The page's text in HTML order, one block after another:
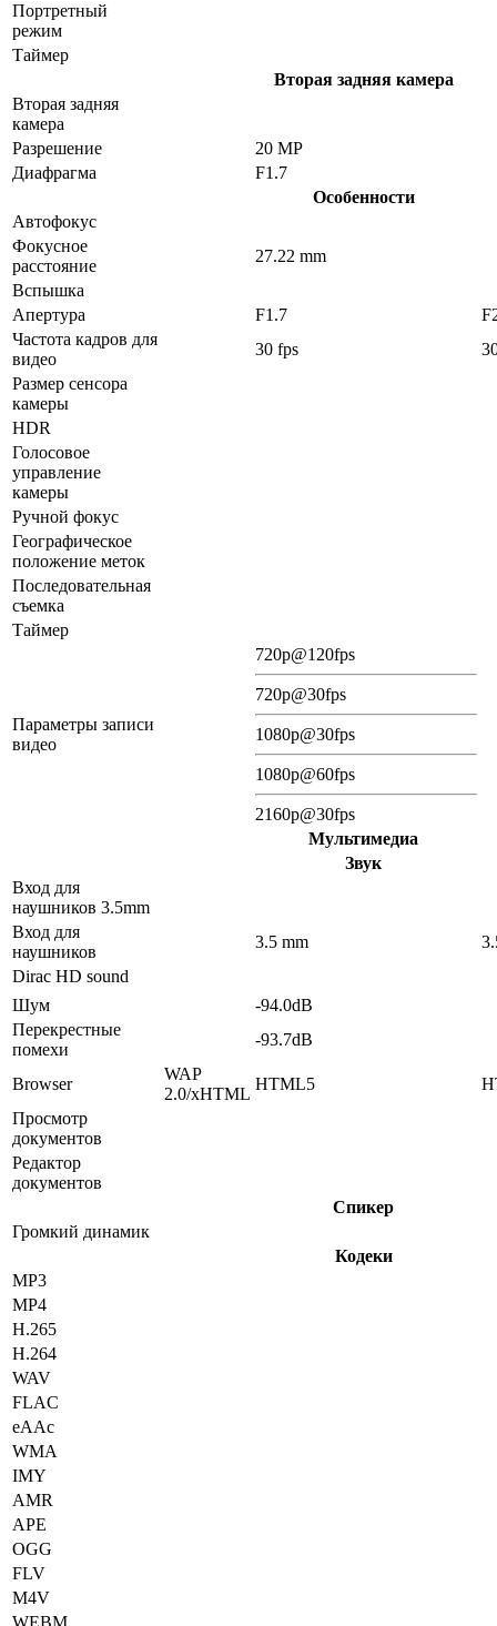
Портретный
режим
Таймер
Вторая задняя камера
Вторая задняя
камера
Разрешение
20 MP
Диафрагма
F1.7
Особенности
Автофокус
Фокусное
расстояние
27.22 mm
Вспышка
Апертура
F1.7
Частота кадров для
видео
30 fps
Размер сенсора
камеры
HDR
Голосовое
управление
камеры
Ручной фокус
Географическое
положение меток
Последовательная
съемка
Таймер
Параметры записи
видео
720p@120fps
720p@30fps
1080p@30fps
1080p@60fps
2160p@30fps
Мультимедиа
Звук
Вход для
наушников 3.5mm
Вход для
наушников
3.5 mm
Dirac HD sound
Шум
-94.0dB
Перекрестные
помехи
-93.7dB
Browser
WAP
2.0/xHTML
HTML5
Просмотр
документов
Редактор
документов
Спикер
Громкий динамик
Кодеки
MP3
MP4
H.265
H.264
WAV
FLAC
eAAc
WMA
IMY
AMR
APE
OGG
FLV
M4V